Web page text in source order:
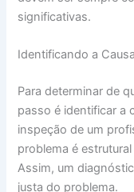
significativas.
Identificando a
Para determinar de
passo é identificar a
inspeção de um
problema é
Assim, um
justa do problema.